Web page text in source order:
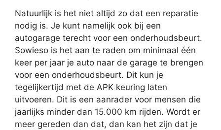
Natuurlijk is het niet altijd zo dat een reparatie
nodig is. Je kunt namelijk ook bij een
autogarage terecht voor een onderhoudsbeurt.
Sowieso is het aan te raden om minimaal één
keer per jaar je auto naar de garage te brengen
voor een onderhoudsbeurt. Dit kun je
tegelijkertijd met de APK keuring laten
uitvoeren. Dit is een aanrader voor mensen die
jaarlijks minder dan 15.000 km rijden. Wordt er
meer gereden dan dat, dan kan het zijn dat je